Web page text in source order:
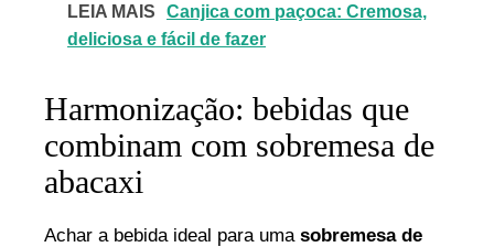
LEIA MAIS
Canjica com paçoca: Cremosa,
deliciosa e fácil de fazer
Harmonização: bebidas que
combinam com sobremesa de
abacaxi
Achar a bebida ideal para uma sobremesa de